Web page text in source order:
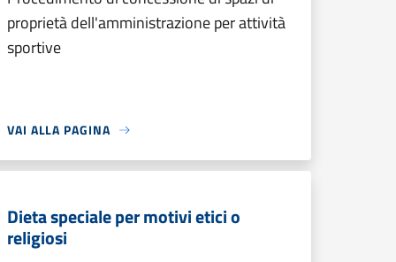
proprietà dell'amministrazione per attività
sportive
VAI ALLA PAGINA
Dieta speciale per motivi etici o
religiosi